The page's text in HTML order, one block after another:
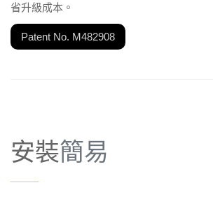
省升級成本。
Patent No. M482908
安裝簡易
——